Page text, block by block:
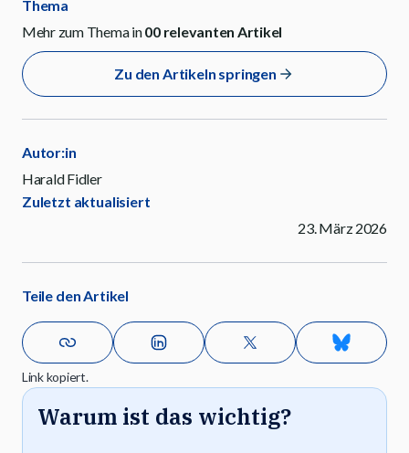
Thema
Mehr zum Thema in00 relevanten Artikel
Zu den Artikeln springen
Autor:in
Harald Fidler
Zuletzt aktualisiert
23. März 2026
Teile den Artikel
Link kopiert.
Warum ist das wichtig?